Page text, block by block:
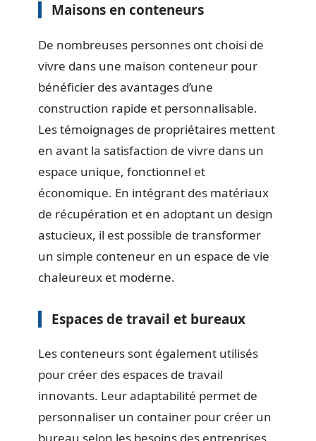
Maisons en conteneurs
De nombreuses personnes ont choisi de
vivre dans une maison conteneur pour
bénéficier des avantages d’une
construction rapide et personnalisable.
Les témoignages de propriétaires mettent
en avant la satisfaction de vivre dans un
espace unique, fonctionnel et
économique. En intégrant des matériaux
de récupération et en adoptant un design
astucieux, il est possible de transformer
un simple conteneur en un espace de vie
chaleureux et moderne.
Espaces de travail et bureaux
Les conteneurs sont également utilisés
pour créer des espaces de travail
innovants. Leur adaptabilité permet de
personnaliser un container pour créer un